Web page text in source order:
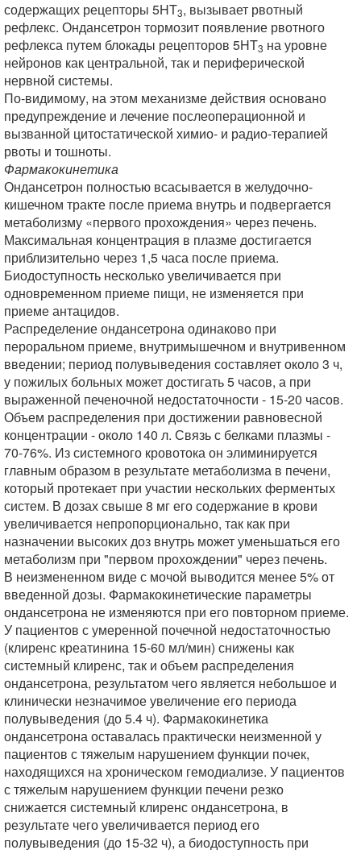
содержащих рецепторы 5HT3, вызывает рвотный
рефлекс. Ондансетрон тормозит появление рвотного
рефлекса путем блокады рецепторов 5HT3 на уровне
нейронов как центральной, так и периферической
нервной системы.
По-видимому, на этом механизме действия основано
предупреждение и лечение послеоперационной и
вызванной цитостатической химио- и радио-терапией
рвоты и тошноты.
Фармакокинетика
Ондансетрон полностью всасывается в желудочно-
кишечном тракте после приема внутрь и подвергается
метаболизму «первого прохождения» через печень.
Максимальная концентрация в плазме достигается
приблизительно через 1,5 часа после приема.
Биодоступность несколько увеличивается при
одновременном приеме пищи, не изменяется при
приеме антацидов.
Распределение ондансетрона одинаково при
пероральном приеме, внутримышечном и внутривенном
введении; период полувыведения составляет около 3 ч,
у пожилых больных может достигать 5 часов, а при
выраженной печеночной недостаточности - 15-20 часов.
Объем распределения при достижении равновесной
концентрации - около 140 л. Связь с белками плазмы -
70-76%. Из системного кровотока он элиминируется
главным образом в результате метаболизма в печени,
который протекает при участии нескольких ферментых
систем. В дозах свыше 8 мг его содержание в крови
увеличивается непропорционально, так как при
назначении высоких доз внутрь может уменьшаться его
метаболизм при "первом прохождении" через печень.
В неизмененном виде с мочой выводится менее 5% от
введенной дозы. Фармакокинетические параметры
ондансетрона не изменяются при его повторном приеме.
У пациентов с умеренной почечной недостаточностью
(клиренс креатинина 15-60 мл/мин) снижены как
системный клиренс, так и объем распределения
ондансетрона, результатом чего является небольшое и
клинически незначимое увеличение его периода
полувыведения (до 5.4 ч). Фармакокинетика
ондансетрона оставалась практически неизменной у
пациентов с тяжелым нарушением функции почек,
находящихся на хроническом гемодиализе. У пациентов
с тяжелым нарушением функции печени резко
снижается системный клиренс ондансетрона, в
результате чего увеличивается период его
полувыведения (до 15-32 ч), а биодоступность при